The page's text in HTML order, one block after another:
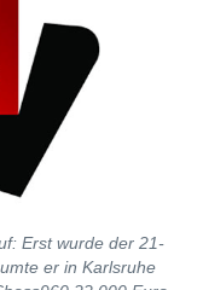
Erst wurde der 21-
er in Karlsruhe